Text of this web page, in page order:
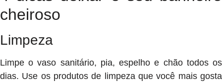
cheiroso
Limpeza
Limpe o vaso sanitário, pia, espelho e chão todos os
dias. Use os produtos de limpeza que você mais gosta